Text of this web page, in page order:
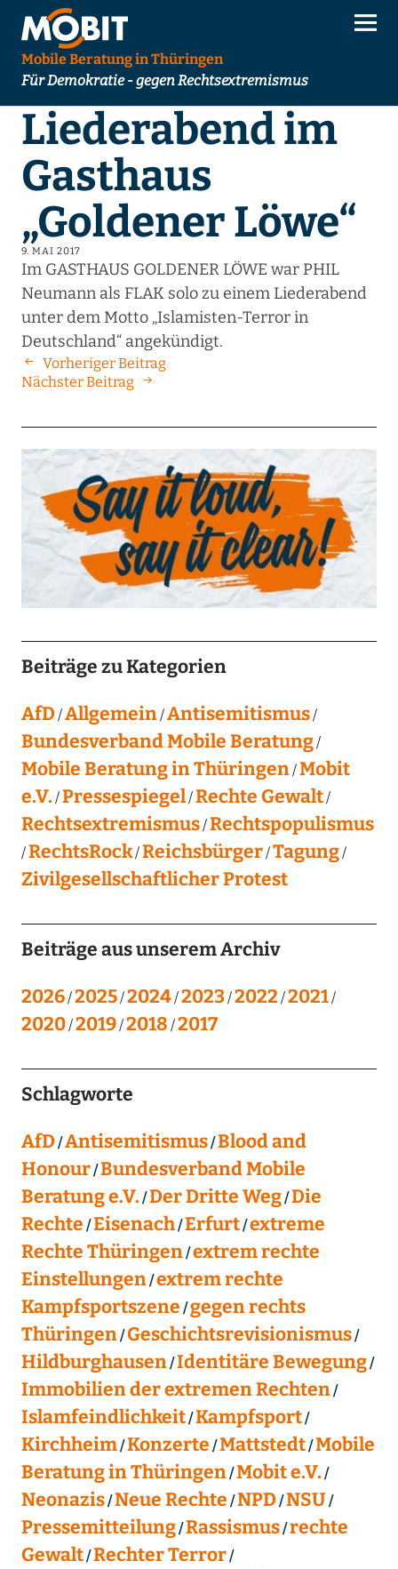
Mobile Beratung in Thüringen
Für Demokratie - gegen Rechtsextremismus
Liederabend im
Gasthaus
„Goldener Löwe“
9. MAI 2017
Im GASTHAUS GOLDENER LÖWE war PHIL
Neumann als FLAK solo zu einem Liederabend
unter dem Motto „Islamisten-Terror in
Deutschland“ angekündigt.
Vorheriger Beitrag
Nächster Beitrag
Beiträge zu Kategorien
AfD Allgemein Antisemitismus
Bundesverband Mobile Beratung
Mobile Beratung in Thüringen Mobit
e.V. Pressespiegel Rechte Gewalt
Rechtsextremismus Rechtspopulismus
RechtsRock Reichsbürger Tagung
Zivilgesellschaftlicher Protest
Beiträge aus unserem Archiv
2026 2025 2024 2023 2022 2021
2020 2019 2018 2017
Schlagworte
AfD Antisemitismus Blood and
Honour Bundesverband Mobile
Beratung e.V. Der Dritte Weg Die
Rechte Eisenach Erfurt extreme
Rechte Thüringen extrem rechte
Einstellungen extrem rechte
Kampfsportszene gegen rechts
Thüringen Geschichtsrevisionismus
Hildburghausen Identitäre Bewegung
Immobilien der extremen Rechten
Islamfeindlichkeit Kampfsport
Kirchheim Konzerte Mattstedt Mobile
Beratung in Thüringen Mobit e.V.
Neonazis Neue Rechte NPD NSU
Pressemitteilung Rassismus rechte
Gewalt Rechter Terror